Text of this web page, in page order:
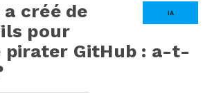
IA
créé de
pour
pirater GitHub : a-t-